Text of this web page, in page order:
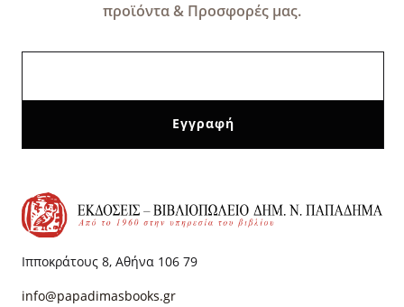
προϊόντα & Προσφορές μας.
Ιπποκράτους 8, Αθήνα 106 79
info@papadimasbooks.gr